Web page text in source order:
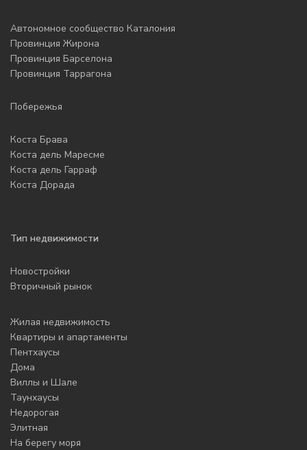
Автономное сообщество Каталония
Провинция Жирона
Провинция Барселона
Провинция Таррагона
Побережья
Коста Брава
Коста дель Маресме
Коста дель Гарраф
Коста Дорада
Тип недвижимости
Новостройки
Вторичный рынок
Жилая недвижимость
Квартиры и апартаменты
Пентхаусы
Дома
Виллы и Шале
Таунхаусы
Недорогая
Элитная
На берегу моря